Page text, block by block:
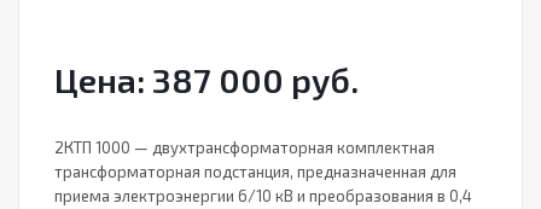
Цена: 387 000 руб.
2КТП 1000 — двухтрансформаторная комплектная
трансформаторная подстанция, предназначенная для
приема электроэнергии 6/10 кВ и преобразования в 0,4